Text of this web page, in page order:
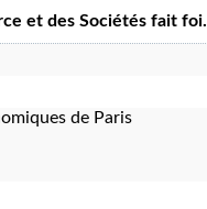
et des Sociétés fait foi.
de Paris